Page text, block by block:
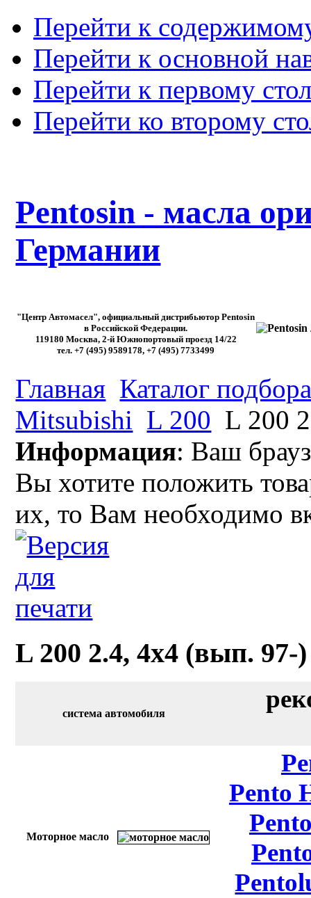
Перейти к
Перейти к основной
Перейти к первому
Перейти ко второму
Pentosin - масла
Германии
"Центр Автомасел", официальный дистрибьютор Pentosin
в Российской Федерации.
119180 Москва, 2-й Южнопортовый проезд 14/22
тел. +7 (495) 9589178, +7 (495) 7733499
Главная Каталог
Mitsubishi L 200 L 200
Информация: Ваш
Вы хотите положить
их, то Вам необходимо
L 200 2.4, 4x4 (вып. 97-
система автомобиля
Моторное масло
Pento